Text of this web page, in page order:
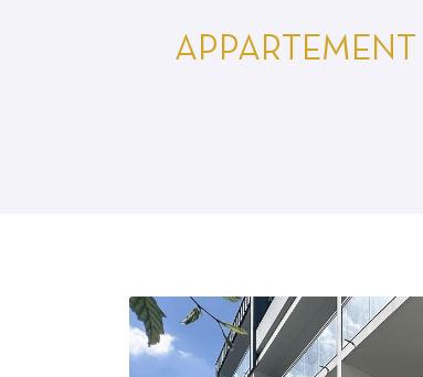
INSCRIPTION